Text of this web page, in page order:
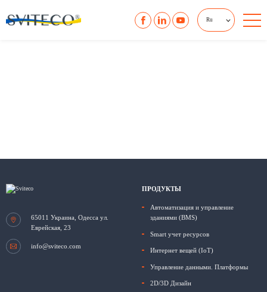
Ru
65011 Украина, Одесса ул.
Еврейская, 23
info@sviteco.com
ПРОДУКТЫ
Автоматизация и управление
зданиями (BMS)
Smart учет ресурсов
Интернет вещей (IoT)
Управление данными. Платформы
2D/3D Дизайн